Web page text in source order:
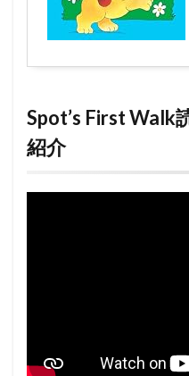
Spot’s First Walk
紹介